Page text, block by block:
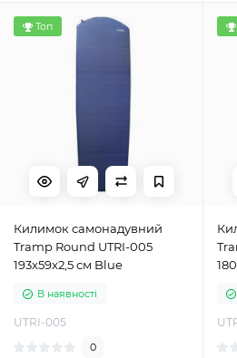
Топ
Килимок самонадувний
Tramp Round UTRI-005
193x59x2,5 см Blue
В наявності
UTRI-005
0